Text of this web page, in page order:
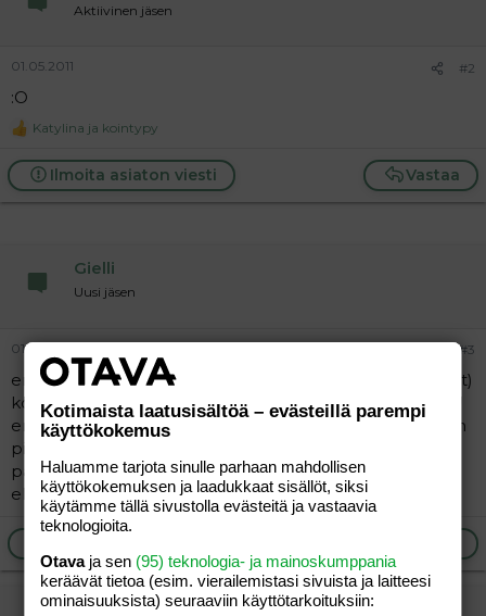
Aktiivinen jäsen
01.05.2011 #2
:O
R
a
c
t
Katylina ja kointypy
Vastaa
Ilmoita asiaton viesti
Gielli
Uusi jäsen
01.05.2011 #3
eniten suututtaa se että tämän lapsen (mitä odotan nyt)
kohdalla mies ei ymmärtänyt että miksi en aio aborttia
enään tehdä, että olen itsekeskeinen jne jne kun päätin
pitää tän lapsen..onko juuri minussa nyt suuriki vika kun
päätin että en enää aborttia tee ja tää lapsi on tulossa
elämääni..?
Sokruli
Kotimaista laatusisältöä – evästeillä parempi
käyttökokemus
Haluamme tarjota sinulle parhaan mahdollisen
käyttökokemuksen ja laadukkaat sisällöt, siksi
käytämme tällä sivustolla evästeitä ja vastaavia
teknologioita.
Otavaja sen (95) teknologia- ja mainoskumppania
keräävät tietoa (esim. vierailemis­tasi sivuista ja laitteesi
ominaisuuk­sista) seuraaviin käyttötarkoituksiin: